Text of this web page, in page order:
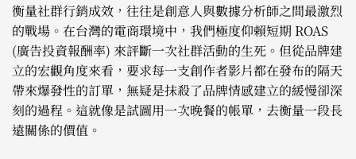
衡量社群行銷成效，往往是創意人與數據分析師之間最激烈
的戰場。在台灣的電商環境中，我們極度仰賴短期 ROAS
(廣告投資報酬率) 來評斷一次社群活動的生死。但從品牌建
立的宏觀角度來看，要求每一支創作者影片都在發布的隔天
帶來爆發性的訂單，無疑是抹殺了品牌情感建立的緩慢卻深
刻的過程。這就像是試圖用一次晚餐的帳單，去衡量一段長
遠關係的價值。